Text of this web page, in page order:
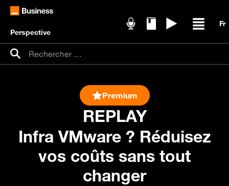
Perspective
Recherche pour :
Rechercher
REPLAY
Premium
Infra VMware ? Réduisez
vos coûts sans tout
changer